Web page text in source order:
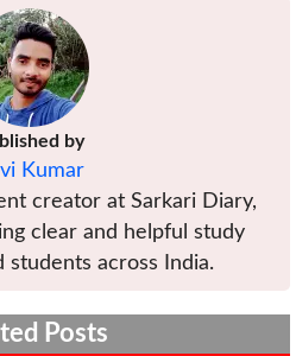
by
Kumar
creator at Sarkari Diary,
clear and helpful study
students across India.
Posts